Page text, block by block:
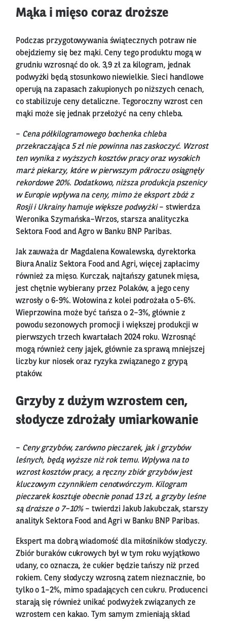
Mąka i mięso coraz droższe
Podczas przygotowywania świątecznych potraw nie
obejdziemy się bez mąki. Ceny tego produktu mogą w
grudniu wzrosnąć do ok. 3,9 zł za kilogram, jednak
podwyżki będą stosunkowo niewielkie. Sieci handlowe
operują na zapasach zakupionych po niższych cenach,
co stabilizuje ceny detaliczne. Tegoroczny wzrost cen
mąki może się jednak przełożyć na ceny chleba.
– Cena półkilogramowego bochenka chleba
przekraczająca 5 zł nie powinna nas zaskoczyć. Wzrost
ten wynika z wyższych kosztów pracy oraz wysokich
marż piekarzy, które w pierwszym półroczu osiągnęły
rekordowe 20%. Dodatkowo, niższa produkcja pszenicy
w Europie wpływa na ceny, mimo że eksport zbóż z
Rosji i Ukrainy hamuje większe podwyżki– stwierdza
Weronika Szymańska–Wrzos, starsza analityczka
Sektora Food and Agro w Banku BNP Paribas.
Jak zauważa dr Magdalena Kowalewska, dyrektorka
Biura Analiz Sektora Food and Agri, więcej zapłacimy
również za mięso. Kurczak, najtańszy gatunek mięsa,
jest chętnie wybierany przez Polaków, a jego ceny
wzrosły o 6-9%. Wołowina z kolei podrożała o 5-6%.
Wieprzowina może być tańsza o 2–3%, głównie z
powodu sezonowych promocji i większej produkcji w
pierwszych trzech kwartałach 2024 roku. Wzrosnąć
mogą również ceny jajek, głównie za sprawą mniejszej
liczby kur niosek oraz ryzyka związanego z grypą
ptaków.
Grzyby z dużym wzrostem cen,
słodycze zdrożały umiarkowanie
– Ceny grzybów, zarówno pieczarek, jak i grzybów
leśnych, będą wyższe niż rok temu. Wpływa na to
wzrost kosztów pracy, a ręczny zbiór grzybów jest
kluczowym czynnikiem cenotwórczym. Kilogram
pieczarek kosztuje obecnie ponad 13 zł, a grzyby leśne
są droższe o 7–10%– twierdzi Jakub Jakubczak, starszy
analityk Sektora Food and Agri w Banku BNP Paribas.
Ekspert ma dobrą wiadomość dla miłośników słodyczy.
Zbiór buraków cukrowych był w tym roku wyjątkowo
udany, co oznacza, że cukier będzie tańszy niż przed
rokiem. Ceny słodyczy wzrosną zatem nieznacznie, bo
tylko o 1–2%, mimo spadających cen cukru. Producenci
starają się również unikać podwyżek związanych ze
wzrostem cen kakao. Tym samym zmieniają skład